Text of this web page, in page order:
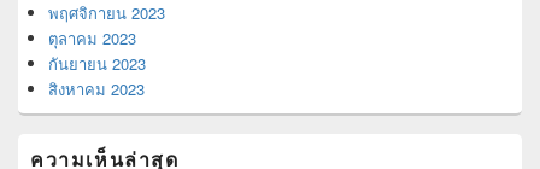
พฤศจิกายน 2023
ตุลาคม 2023
กันยายน 2023
สิงหาคม 2023
ความเห็นล่าสุด